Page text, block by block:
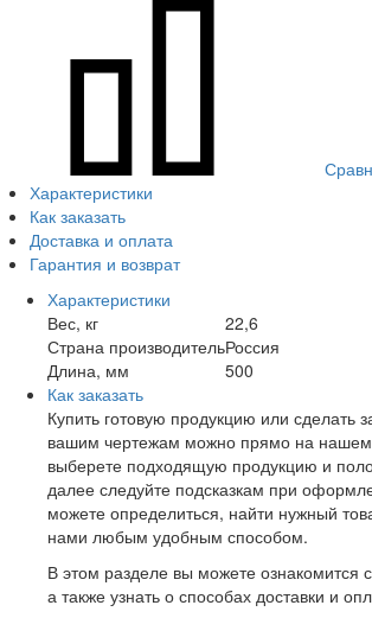
Характеристики
Как заказать
Доставка и оплата
Гарантия и возврат
Характеристики
Вес, кг
22,6
Страна производительРоссия
Длина, мм
500
Как заказать
Купить готовую продукцию или сделать
вашим чертежам можно прямо на нашем
выберете подходящую продукцию и
далее следуйте подсказкам при
можете определиться, найти нужный
нами любым удобным способом.
В этом разделе вы можете ознакомится
а также узнать о способах доставки и